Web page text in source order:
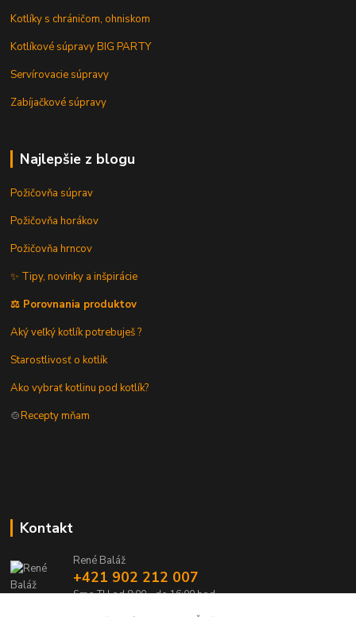
Kotlíky s chráničom, ohniskom
Kotlíkové súpravy BIG PARTY
Servírovacie súpravy
Zabíjačkové súpravy
Najlepšie z blogu
Požičovňa súprav
Požičovňa horákov
Požičovňa hrncov
✨ Tipy, novinky a inšpirácie
⚖️ Porovnania produktov
Aký veľký kotlík potrebuješ ?
Starostlivosť o kotlík
Ako vybrať kotlinu pod kotlík?
🍲Recepty mňam
Kontakt
René Baláž
+421 902 212 007
Sme TU od 8:00 - do 16:00 hod